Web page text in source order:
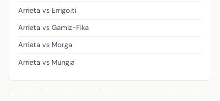
Arrieta vs Errigoiti
Arrieta vs Gamiz-Fika
Arrieta vs Morga
Arrieta vs Mungia